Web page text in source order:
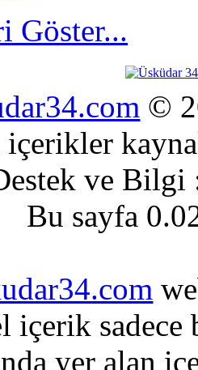
Göster...
©
ve
Bu sayfa
içerik sadece
yer alan